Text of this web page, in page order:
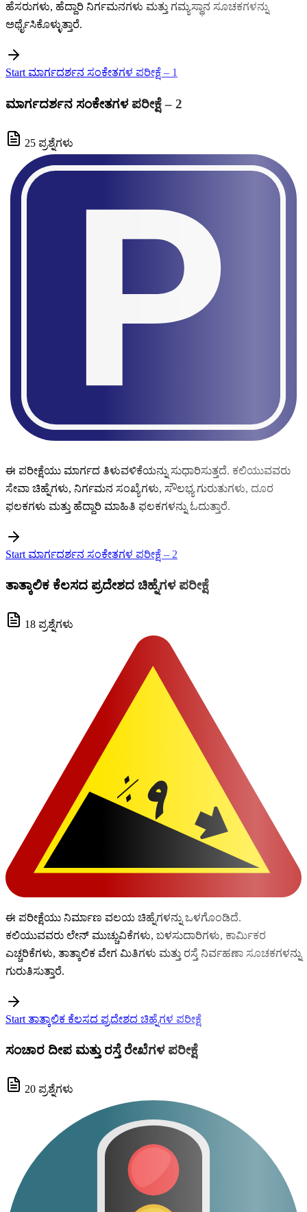
ಹೆಸರುಗಳು, ಹೆದ್ದಾರಿ ನಿರ್ಗಮನಗಳು ಮತ್ತು ಗಮ್ಯಸ್ಥಾನ ಸೂಚಕಗಳನ್ನು
ಅರ್ಥೈಸಿಕೊಳ್ಳುತ್ತಾರೆ.
Start ಮಾರ್ಗದರ್ಶನ ಸಂಕೇತಗಳ ಪರೀಕ್ಷೆ – 1
ಮಾರ್ಗದರ್ಶನ ಸಂಕೇತಗಳ ಪರೀಕ್ಷೆ – 2
25 ಪ್ರಶ್ನೆಗಳು
ಈ ಪರೀಕ್ಷೆಯು ಮಾರ್ಗದ ತಿಳುವಳಿಕೆಯನ್ನು ಸುಧಾರಿಸುತ್ತದೆ. ಕಲಿಯುವವರು
ಸೇವಾ ಚಿಹ್ನೆಗಳು, ನಿರ್ಗಮನ ಸಂಖ್ಯೆಗಳು, ಸೌಲಭ್ಯ ಗುರುತುಗಳು, ದೂರ
ಫಲಕಗಳು ಮತ್ತು ಹೆದ್ದಾರಿ ಮಾಹಿತಿ ಫಲಕಗಳನ್ನು ಓದುತ್ತಾರೆ.
Start ಮಾರ್ಗದರ್ಶನ ಸಂಕೇತಗಳ ಪರೀಕ್ಷೆ – 2
ತಾತ್ಕಾಲಿಕ ಕೆಲಸದ ಪ್ರದೇಶದ ಚಿಹ್ನೆಗಳ ಪರೀಕ್ಷೆ
18 ಪ್ರಶ್ನೆಗಳು
ಈ ಪರೀಕ್ಷೆಯು ನಿರ್ಮಾಣ ವಲಯ ಚಿಹ್ನೆಗಳನ್ನು ಒಳಗೊಂಡಿದೆ.
ಕಲಿಯುವವರು ಲೇನ್ ಮುಚ್ಚುವಿಕೆಗಳು, ಬಳಸುದಾರಿಗಳು, ಕಾರ್ಮಿಕರ
ಎಚ್ಚರಿಕೆಗಳು, ತಾತ್ಕಾಲಿಕ ವೇಗ ಮಿತಿಗಳು ಮತ್ತು ರಸ್ತೆ ನಿರ್ವಹಣಾ ಸೂಚಕಗಳನ್ನು
ಗುರುತಿಸುತ್ತಾರೆ.
Start ತಾತ್ಕಾಲಿಕ ಕೆಲಸದ ಪ್ರದೇಶದ ಚಿಹ್ನೆಗಳ ಪರೀಕ್ಷೆ
ಸಂಚಾರ ದೀಪ ಮತ್ತು ರಸ್ತೆ ರೇಖೆಗಳ ಪರೀಕ್ಷೆ
20 ಪ್ರಶ್ನೆಗಳು